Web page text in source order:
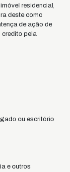
residencial,
deste como
de ação de
credito pela
ou escritório
e outros